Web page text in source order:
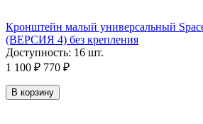
Кронштейн малый универсальный
(ВЕРСИЯ 4) без крепления
Доступность: 16 шт.
1 100 ₽ 770 ₽
В корзину